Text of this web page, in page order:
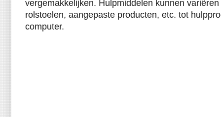
vergemakkelijken. Hulpmiddelen kunnen
rolstoelen, aangepaste producten, etc. tot
computer.